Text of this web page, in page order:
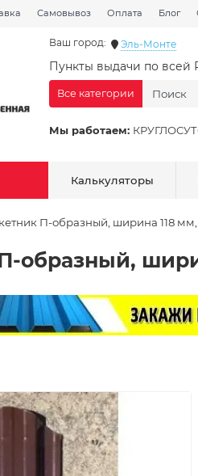
Самовывоз Оплата Блог
Ваш город: Эль-Монте
Пункты выдачи по всей
Мы работаем:
Все категории
Калькуляторы
П-образный, ширина 118
образный,